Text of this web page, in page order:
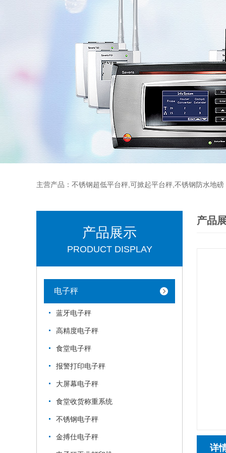
主营产品：不锈钢超低平台秤,可掀起平台秤,不锈钢防水地磅
产品展示
PRODUCT DISPLAY
电子秤
蓝牙电子秤
高精度电子秤
食堂电子秤
报警打印电子秤
大屏幕电子秤
食堂收货称重系统
不锈钢电子秤
金搏仕电子秤
产品
详